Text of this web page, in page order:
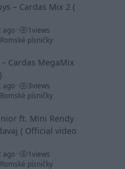
– Cardas Mix 2 (
ago 1views
písničky
Cardas MegaMix
ago 3views
písničky
ft. Mini Rendy
( Official video
ago 1views
písničky